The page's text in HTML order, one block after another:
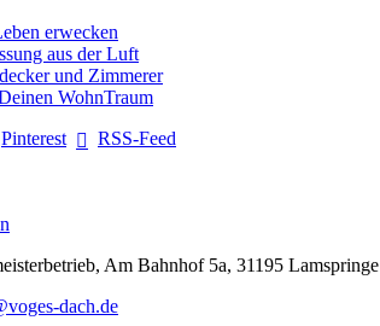
erwecken
aus der Luft
und Zimmerer
WohnTraum
Pinterest RSS-Feed
Am Bahnhof 5a, 31195 Lamspringe
dach.de